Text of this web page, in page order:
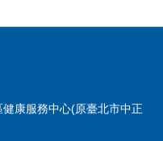
康服務中心(原臺北市中正